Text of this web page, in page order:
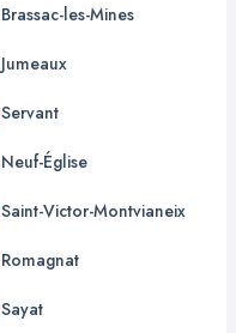
Brassac-les-Mines
Jumeaux
Servant
Neuf-Église
Saint-Victor-Montvianeix
Romagnat
Sayat